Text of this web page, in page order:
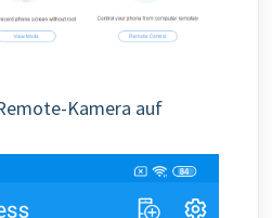
Kamera auf